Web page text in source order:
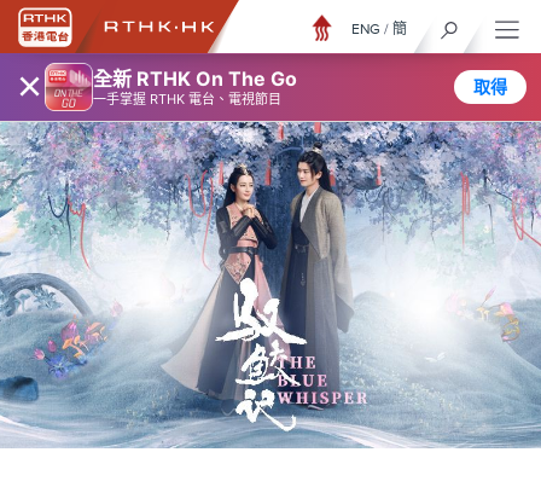
× 全新 RTHK On The Go
一手掌握 RTHK 電台、電視節目
取得
ENG / 簡